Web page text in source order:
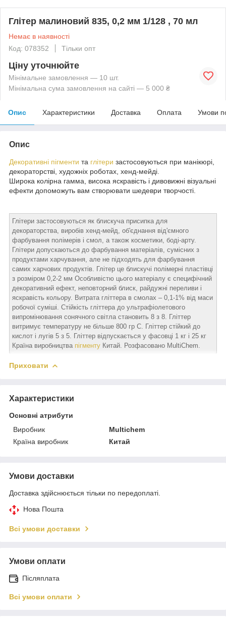
Глітер малиновий 835, 0,2 мм 1/128 , 70 мл
Немає в наявності
Код: 078352
Тільки опт
Ціну уточнюйте
Мінімальне замовлення — 10 шт.
Мінімальна сума замовлення на сайті — 5 000 ₴
Опис Характеристики Доставка Оплата Умови
Опис
Декоративні пігменти та глітери застосовуються при манікюрі,
декораторстві, художніх роботах, хенд-мейді.
Широка колірна гамма, висока яскравість і дивовижні візуальні
ефекти допоможуть вам створювати шедеври творчості.
Глітери застосовуються як блискуча присипка для
декораторства, виробів хенд-мейд, об'єднання від'ємного
фарбування полімерів і смол, а також косметики, боді-арту.
Глітери допускаються до фарбування матеріалів, сумісних з
продуктами харчування, але не підходять для фарбування
самих харчових продуктів. Глітер це блискучі полімерні пластівці
з розміром 0,2-2 мм Особливістю цього матеріалу є специфічний
декоративний ефект, неповторний блиск, райдужні переливи і
яскравість кольору. Витрата гліттера в смолах – 0,1-1% від маси
робочої суміші. Стійкість гліттера до ультрафіолетового
випромінювання сонячного світла становить 8 з 8. Гліттер
витримує температуру не більше 800 гр С. Гліттер стійкий до
кислот і лугів 5 з 5. Гліттер відпускається у фасовці 1 кг і 25 кг
Країна виробництва пігменту Китай. Розфасовано MultiChem.
Приховати
Характеристики
Основні атрибути
Виробник
Multichem
Країна виробник
Китай
Умови доставки
Доставка здійснюється тільки по передоплаті.
Нова Пошта
Всі умови доставки
Умови оплати
Післяплата
Всі умови оплати